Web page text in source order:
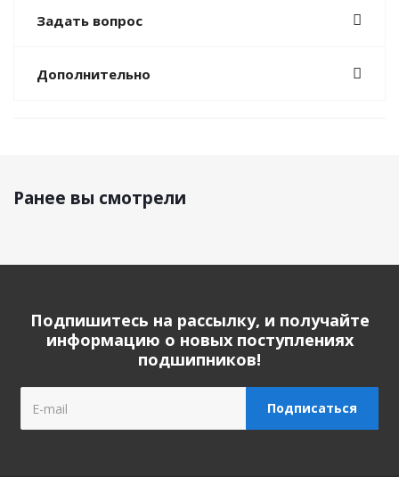
Задать вопрос
Дополнительно
Ранее вы смотрели
Подпишитесь на рассылку, и получайте
информацию о новых поступлениях
подшипников!